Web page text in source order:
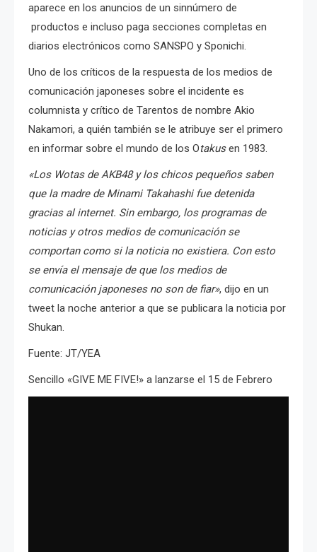
aparece en los anuncios de un sinnúmero de
productos e incluso paga secciones completas en
diarios electrónicos como SANSPO y Sponichi.
Uno de los críticos de la respuesta de los medios de
comunicación japoneses sobre el incidente es
columnista y crítico de Tarentos de nombre Akio
Nakamori, a quién también se le atribuye ser el primero
en informar sobre el mundo de los Otakusen 1983.
«Los Wotas de AKB48 y los chicos pequeños saben
que la madre de Minami Takahashi fue detenida
gracias al internet. Sin embargo, los programas de
noticias y otros medios de comunicación se
comportan como si la noticia no existiera. Con esto
se envía el mensaje de que los medios de
comunicación japoneses no son de fiar», dijo en un
tweet la noche anterior a que se publicara la noticia por
Shukan.
Fuente: JT/YEA
Sencillo «GIVE ME FIVE!» a lanzarse el 15 de Febrero